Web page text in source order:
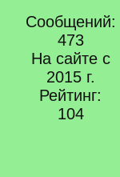
Сообщений:
473
На сайте с
2015 г.
Рейтинг:
104